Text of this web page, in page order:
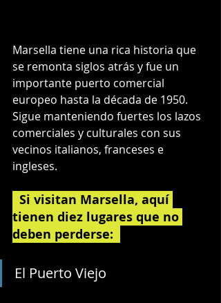
Marsella tiene una rica historia que
se remonta siglos atrás y fue un
importante puerto comercial
europeo hasta la década de 1950.
Sigue manteniendo fuertes los lazos
comerciales y culturales con sus
vecinos italianos, franceses e
ingleses.
tienen diez lugares que no
deben perderse:
El Puerto Viejo